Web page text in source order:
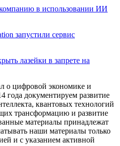
в использовании ИИ
запустили сервис
лазейки в запрете на
о цифровой экономике и
года документируем развитие
квантовых технологий
трансформацию и развитие
материалы принадлежат
наши материалы только
и с указанием активной